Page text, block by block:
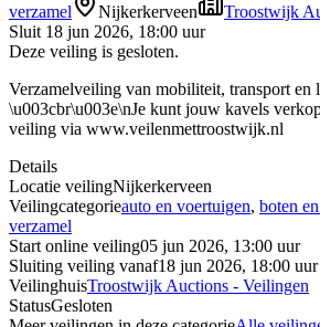
verzamel
Nijkerkerveen
Troostwijk
Sluit 18 jun 2026, 18:00 uur
Deze veiling is gesloten.
Verzamelveiling van mobiliteit, transport en
\u003cbr\u003e\nJe kunt jouw kavels
veiling via www.veilenmettroostwijk.nl
Details
Locatie veilingNijkerkerveen
Veilingcategorieauto en voertuigen, boten
verzamel
Start online veiling05 jun 2026, 13:00 uur
Sluiting veiling vanaf18 jun 2026, 18:00 uur
VeilinghuisTroostwijk Auctions - Veilingen
StatusGesloten